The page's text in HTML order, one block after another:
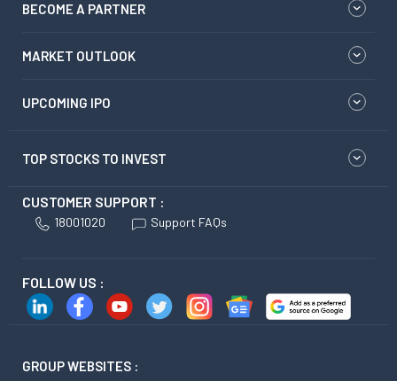
BECOME A PARTNER
MARKET OUTLOOK
UPCOMING IPO
TOP STOCKS TO INVEST
CUSTOMER SUPPORT :
18001020 Support FAQs
FOLLOW US :
GROUP WEBSITES :